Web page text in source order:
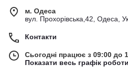
м. Одеса
вул. Прохорівська,42, Одеса,
Контакти
Сьогодні працює з 09:00 до
Показати весь графік роботи